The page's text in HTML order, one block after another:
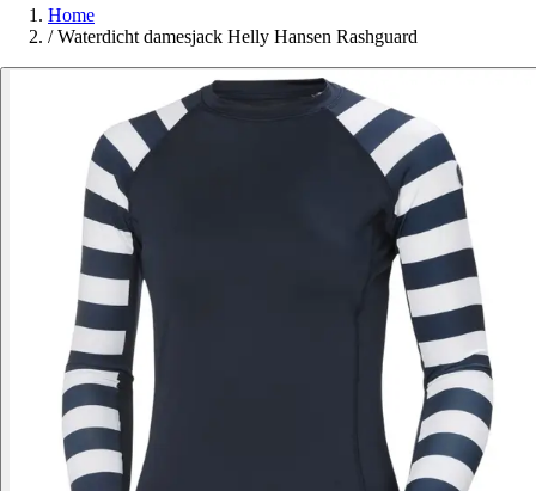
Home
/ Waterdicht damesjack Helly Hansen Rashguard